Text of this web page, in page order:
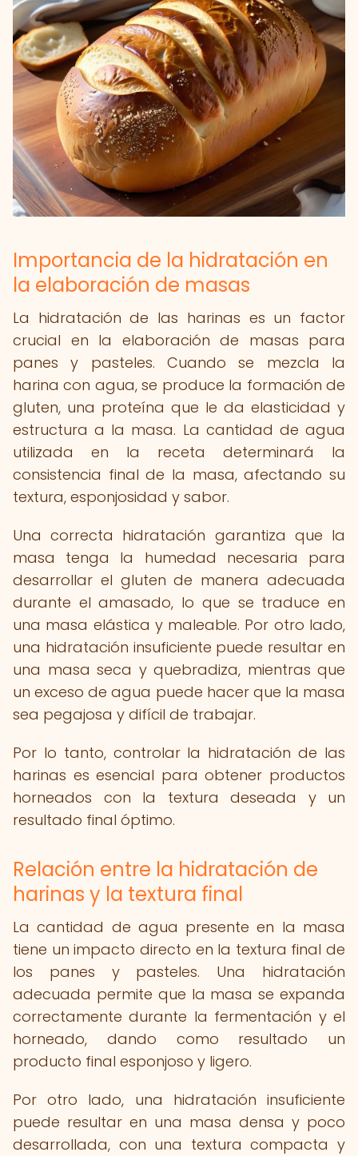
Importancia de la hidratación en
la elaboración de masas
La hidratación de las harinas es un factor
crucial en la elaboración de masas para
panes y pasteles. Cuando se mezcla la
harina con agua, se produce la formación de
gluten, una proteína que le da elasticidad y
estructura a la masa. La cantidad de agua
utilizada en la receta determinará la
consistencia final de la masa, afectando su
textura, esponjosidad y sabor.
Una correcta hidratación garantiza que la
masa tenga la humedad necesaria para
desarrollar el gluten de manera adecuada
durante el amasado, lo que se traduce en
una masa elástica y maleable. Por otro lado,
una hidratación insuficiente puede resultar en
una masa seca y quebradiza, mientras que
un exceso de agua puede hacer que la masa
sea pegajosa y difícil de trabajar.
Por lo tanto, controlar la hidratación de las
harinas es esencial para obtener productos
horneados con la textura deseada y un
resultado final óptimo.
Relación entre la hidratación de
harinas y la textura final
La cantidad de agua presente en la masa
tiene un impacto directo en la textura final de
los panes y pasteles. Una hidratación
adecuada permite que la masa se expanda
correctamente durante la fermentación y el
horneado, dando como resultado un
producto final esponjoso y ligero.
Por otro lado, una hidratación insuficiente
puede resultar en una masa densa y poco
desarrollada, con una textura compacta y